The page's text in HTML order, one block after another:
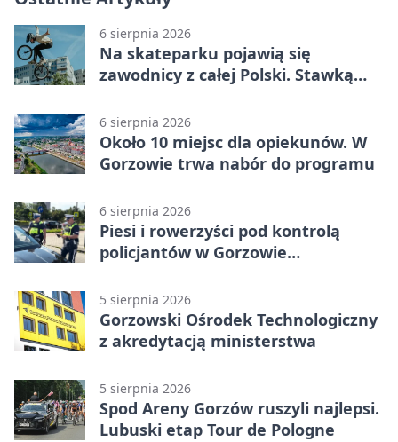
6 sierpnia 2026
Na skateparku pojawią się
zawodnicy z całej Polski. Stawką
6 sierpnia 2026
Około 10 miejsc dla opiekunów. W
Gorzowie trwa nabór do programu
6 sierpnia 2026
Piesi i rowerzyści pod kontrolą
policjantów w Gorzowie
5 sierpnia 2026
Gorzowski Ośrodek Technologiczny
z akredytacją ministerstwa
5 sierpnia 2026
Spod Areny Gorzów ruszyli najlepsi.
Lubuski etap Tour de Pologne